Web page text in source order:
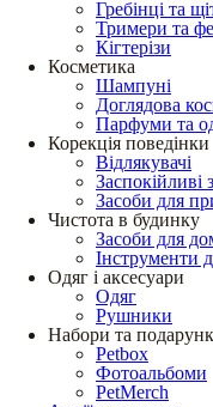
Гребінці та
Тримери та
Кігтерізи
Косметика
Шампуні
Доглядова
Парфуми та
Корекція поведінки
Відлякувачі
Заспокійливі
Засоби для
Чистота в будинку
Засоби для
Інструменти
Одяг і аксесуари
Одяг
Рушники
Набори та
Petbox
Фотоальбоми
PetMerch